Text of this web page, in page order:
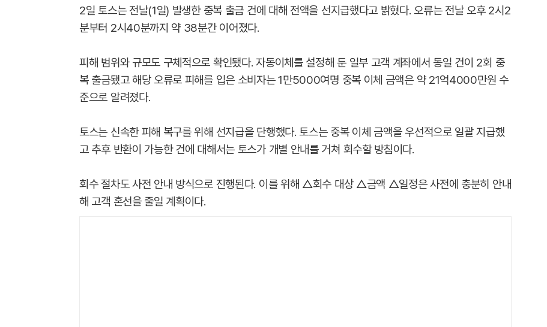
2일 토스는 전날(1일) 발생한 중복 출금 건에 대해 전액을 선지급했다고 밝혔다. 오류는 전날 오후 2시2
분부터 2시40분까지 약 38분간 이어졌다.
피해 범위와 규모도 구체적으로 확인됐다. 자동이체를 설정해 둔 일부 고객 계좌에서 동일 건이 2회 중
복 출금됐고 해당 오류로 피해를 입은 소비자는 1만5000여명 중복 이체 금액은 약 21억4000만원 수
준으로 알려졌다.
토스는 신속한 피해 복구를 위해 선지급을 단행했다. 토스는 중복 이체 금액을 우선적으로 일괄 지급했
고 추후 반환이 가능한 건에 대해서는 토스가 개별 안내를 거쳐 회수할 방침이다.
회수 절차도 사전 안내 방식으로 진행된다. 이를 위해 △회수 대상 △금액 △일정은 사전에 충분히 안내
해 고객 혼선을 줄일 계획이다.